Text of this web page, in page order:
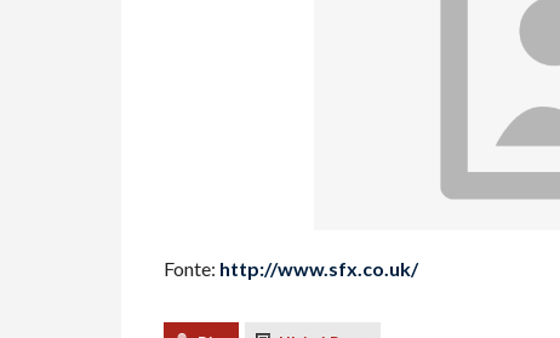
Fonte: http://www.sfx.co.uk/